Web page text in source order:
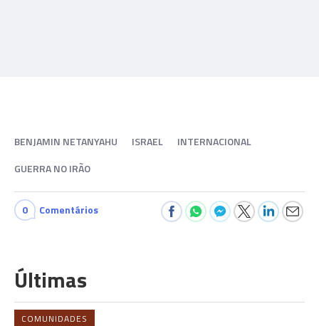
BENJAMIN NETANYAHU ISRAEL
INTERNACIONAL
GUERRA NO IRÃO
0 Comentários
Últimas
COMUNIDADES